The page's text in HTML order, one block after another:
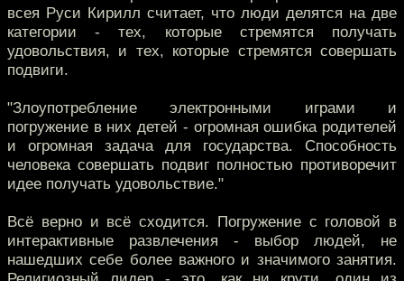
всея Руси Кирилл считает, что люди делятся на две
категории - тех, которые стремятся получать
удовольствия, и тех, которые стремятся совершать
подвиги.
"Злоупотребление электронными играми и
погружение в них детей - огромная ошибка родителей
и огромная задача для государства. Способность
человека совершать подвиг полностью противоречит
идее получать удовольствие."
Всё верно и всё сходится. Погружение с головой в
интерактивные развлечения - выбор людей, не
нашедших себе более важного и значимого занятия.